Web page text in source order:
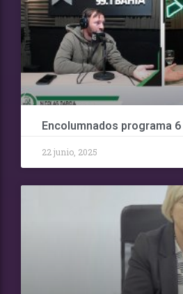
Encolumnados programa
22 junio, 2025